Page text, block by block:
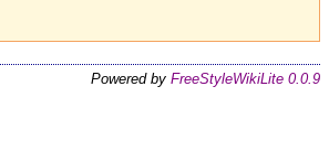
Powered by FreeStyleWikiLite 0.0.9